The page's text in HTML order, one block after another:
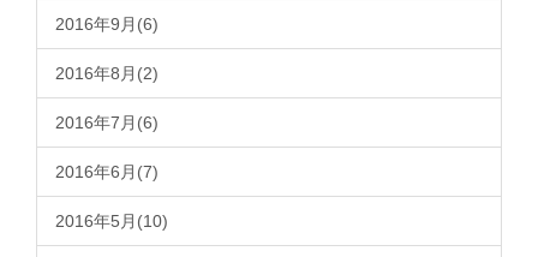
2016年9月(6)
2016年8月(2)
2016年7月(6)
2016年6月(7)
2016年5月(10)